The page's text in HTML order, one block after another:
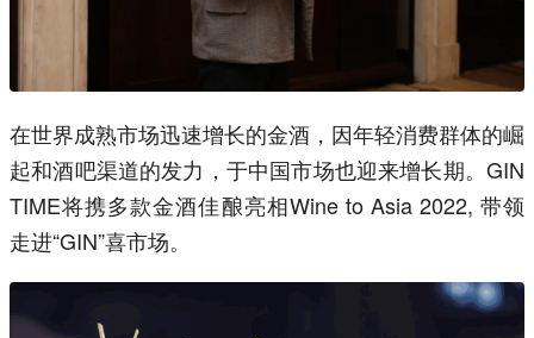
在世界成熟市场迅速增长的金酒，因年轻消费群体的崛
起和酒吧渠道的发力，于中国市场也迎来增长期。GIN
TIME将携多款金酒佳酿亮相Wine to Asia 2022, 带领
走进“GIN”喜市场。